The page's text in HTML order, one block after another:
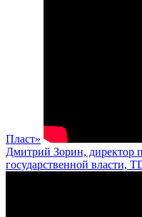
Пласт»
Дмитрий Зорин, директор
государственной власти,